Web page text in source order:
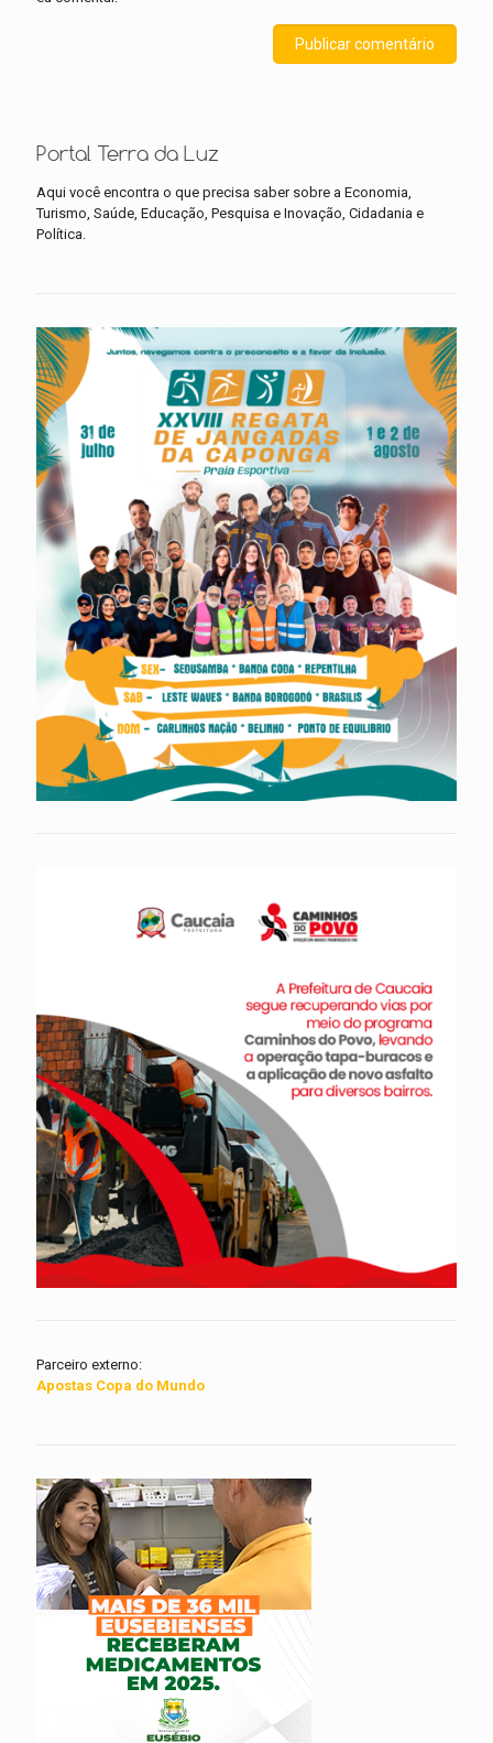
Portal Terra da Luz
Aqui você encontra o que precisa saber sobre a Economia,
Turismo, Saúde, Educação, Pesquisa e Inovação, Cidadania e
Política.
Parceiro externo:
Apostas Copa do Mundo